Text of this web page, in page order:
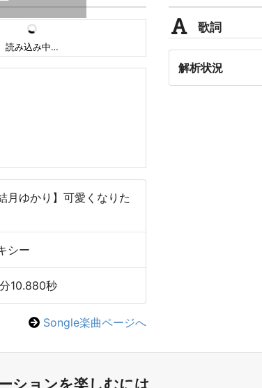
読み込み中…
結月ゆかり】可愛くなりた
シー
10.880秒
Songle楽曲ページへ
歌詞
解析状況
ションを楽しむには